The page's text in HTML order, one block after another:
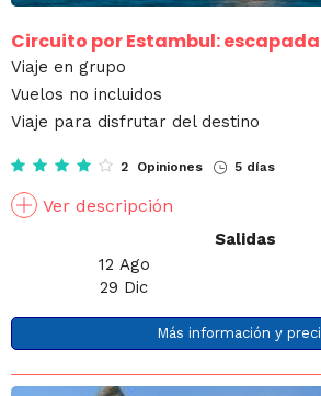
Circuito por Estambul:
Viaje en grupo
Vuelos no incluidos
Viaje para disfrutar del destino
2 Opiniones 5 días
Ver descripción
Salidas
12 Ago
29 Dic
Más información y